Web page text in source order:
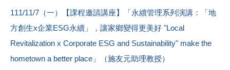
111/11/7（一）【課程邀請講座】「永續管理系列演講：「地
方創生x企業ESG永續」，讓家鄉變得更美好 "Local
Revitalization x Corporate ESG and Sustainability" make the
hometown a better place」（施友元助理教授）